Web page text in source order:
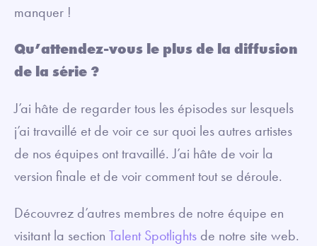
manquer !
Qu’attendez-vous le plus de la diffusion
de la série ?
J’ai hâte de regarder tous les épisodes sur lesquels
j’ai travaillé et de voir ce sur quoi les autres artistes
de nos équipes ont travaillé. J’ai hâte de voir la
version finale et de voir comment tout se déroule.
Découvrez d’autres membres de notre équipe en
visitant la section Talent Spotlights de notre site web.